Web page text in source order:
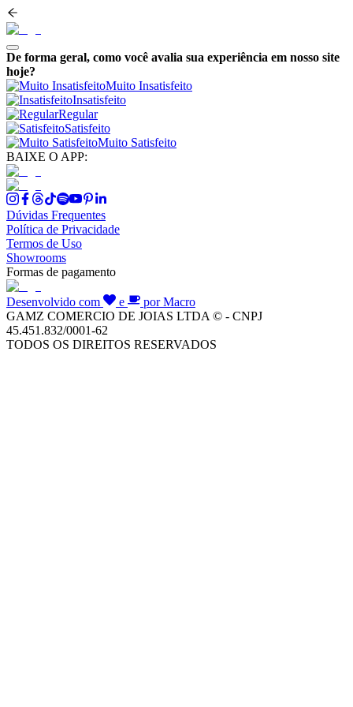
De forma geral, como você avalia sua experiência em nosso site
hoje?
Muito Insatisfeito
Insatisfeito
Regular
Satisfeito
Muito Satisfeito
BAIXE O APP:
Dúvidas Frequentes
Política de Privacidade
Termos de Uso
Showrooms
Formas de pagamento
Desenvolvido com e
por Macro
GAMZ COMERCIO DE JOIAS LTDA © - CNPJ
45.451.832/0001-62
TODOS OS DIREITOS RESERVADOS